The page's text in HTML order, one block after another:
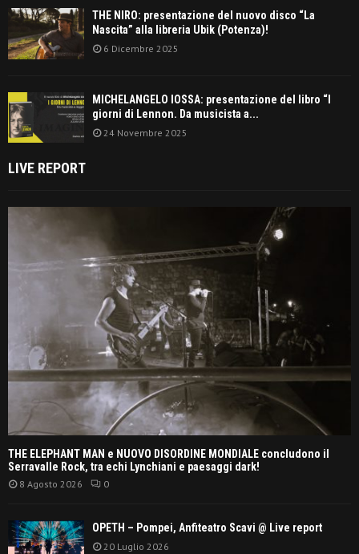
THE NIRO: presentazione del nuovo disco “La
Nascita” alla libreria Ubik (Potenza)!
6 Dicembre 2025
MICHELANGELO IOSSA: presentazione del libro “I
giorni di Lennon. Da musicista a...
24 Novembre 2025
LIVE REPORT
THE ELEPHANT MAN e NUOVO DISORDINE MONDIALE concludono il
Serravalle Rock, tra echi Lynchiani e paesaggi dark!
8 Agosto 2026 0
OPETH – Pompei, Anfiteatro Scavi @ Live report
20 Luglio 2026